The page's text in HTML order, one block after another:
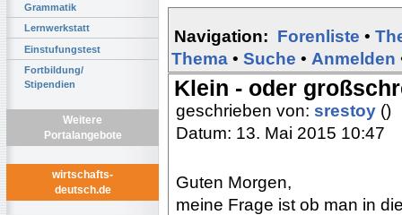
Grammatik
Lernwerkstatt
Einstufungstest
Fortbildung/
Stipendien
Weitere
Portalangebote
wirtschafts-
deutsch.de
Navigation: Forenliste •
Thema • Suche • Anmelden
Klein - oder
geschrieben von: srestoy ()
Datum: 13. Mai 2015 10:47
Guten Morgen,
meine Frage ist ob man in